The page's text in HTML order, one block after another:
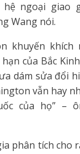
ngoại giao
Wang nói.
khuyến khích
của Bắc
dám sửa đổi
vẫn hay
của họ” –
phân tích cho